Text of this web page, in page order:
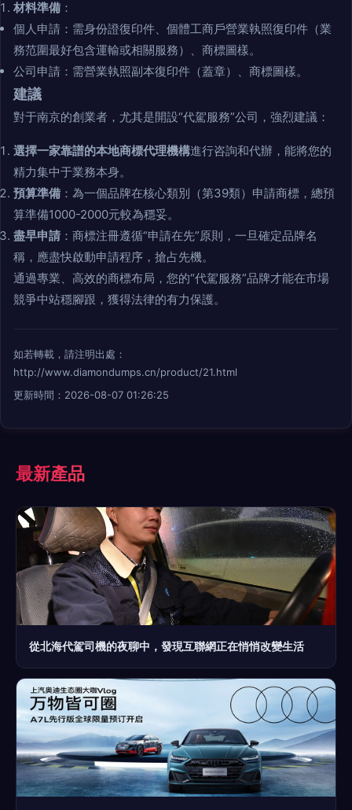
材料準備 ：
個人申請：需身份證復印件、個體工商戶營業執照復印件（業
務范圍最好包含運輸或相關服務）、商標圖樣。
公司申請：需營業執照副本復印件（蓋章）、商標圖樣。
建議
對于南京的創業者，尤其是開設“代駕服務”公司，強烈建議：
選擇一家靠譜的本地商標代理機構進行咨詢和代辦，能將您的
精力集中于業務本身。
預算準備 ：為一個品牌在核心類別（第39類）申請商標，總預
算準備1000-2000元較為穩妥。
盡早申請 ：商標注冊遵循“申請在先”原則，一旦確定品牌名
稱，應盡快啟動申請程序，搶占先機。
通過專業、高效的商標布局，您的“代駕服務”品牌才能在市場
競爭中站穩腳跟，獲得法律的有力保護。
如若轉載，請注明出處：
http://www.diamondumps.cn/product/21.html
更新時間：2026-08-07 01:26:25
最新產品
從北海代駕司機的夜聊中，發現互聯網正在悄悄改變生活